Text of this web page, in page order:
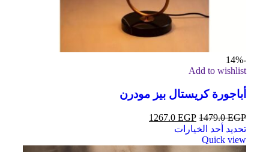
-14%
Add to wishlist
أباجورة كريستال بيز مودرن
1479.0EGP
1267.0 EGP
تحديد أحد الخيارات
Quick view